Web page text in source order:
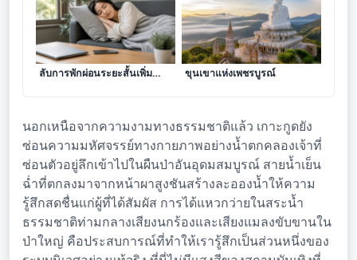
มหัศจรรย์แห่งการงีบหลับ เคล็ด
ลับการพักผ่อนระยะสั้นเพิ่ม
ผาซ่อนแก้ว ศรัทธาเรืองรอง ณ
ขุนเขาแห่งเพชรบูรณ์
นอกเหนือจากความงามทางธรรมชาติแล้ว เกาะกูดยัง
ซ่อนความมหัศจรรย์ทางกายภาพอย่างน้ำตกคลองเจ้าที่
ซ่อนตัวอยู่ลึกเข้าไปในผืนป่าอันอุดมสมบูรณ์ สายน้ำเย็น
ฉ่ำที่ตกลงมาจากหน้าผาสูงชันสร้างละอองน้ำให้ความ
รู้สึกสดชื่นแก่ผู้ที่ได้สัมผัส การได้แหวกว่ายในสระน้ำ
ธรรมชาติท่ามกลางเสียงนกร้องและเสียงแมลงขับขานใน
ป่าใหญ่ คือประสบการณ์ที่ทำให้เรารู้สึกเป็นส่วนหนึ่งของ